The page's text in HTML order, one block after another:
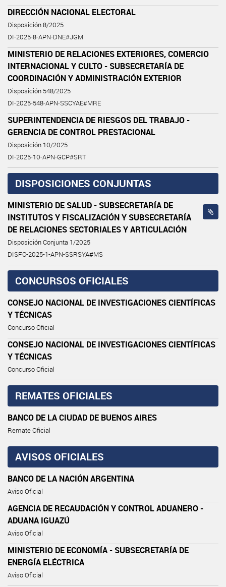
DIRECCIÓN NACIONAL ELECTORAL
Disposición 8/2025
DI-2025-8-APN-DNE#JGM
MINISTERIO DE RELACIONES EXTERIORES, COMERCIO
INTERNACIONAL Y CULTO - SUBSECRETARÍA DE
COORDINACIÓN Y ADMINISTRACIÓN EXTERIOR
Disposición 548/2025
DI-2025-548-APN-SSCYAE#MRE
SUPERINTENDENCIA DE RIESGOS DEL TRABAJO -
GERENCIA DE CONTROL PRESTACIONAL
Disposición 10/2025
DI-2025-10-APN-GCP#SRT
DISPOSICIONES CONJUNTAS
MINISTERIO DE SALUD - SUBSECRETARÍA DE
INSTITUTOS Y FISCALIZACIÓN Y SUBSECRETARÍA
DE RELACIONES SECTORIALES Y ARTICULACIÓN
Disposición Conjunta 1/2025
DISFC-2025-1-APN-SSRSYA#MS
CONCURSOS OFICIALES
CONSEJO NACIONAL DE INVESTIGACIONES CIENTÍFICAS
Y TÉCNICAS
Concurso Oficial
CONSEJO NACIONAL DE INVESTIGACIONES CIENTÍFICAS
Y TÉCNICAS
Concurso Oficial
REMATES OFICIALES
BANCO DE LA CIUDAD DE BUENOS AIRES
Remate Oficial
AVISOS OFICIALES
BANCO DE LA NACIÓN ARGENTINA
Aviso Oficial
AGENCIA DE RECAUDACIÓN Y CONTROL ADUANERO -
ADUANA IGUAZÚ
Aviso Oficial
MINISTERIO DE ECONOMÍA - SUBSECRETARÍA DE
ENERGÍA ELÉCTRICA
Aviso Oficial